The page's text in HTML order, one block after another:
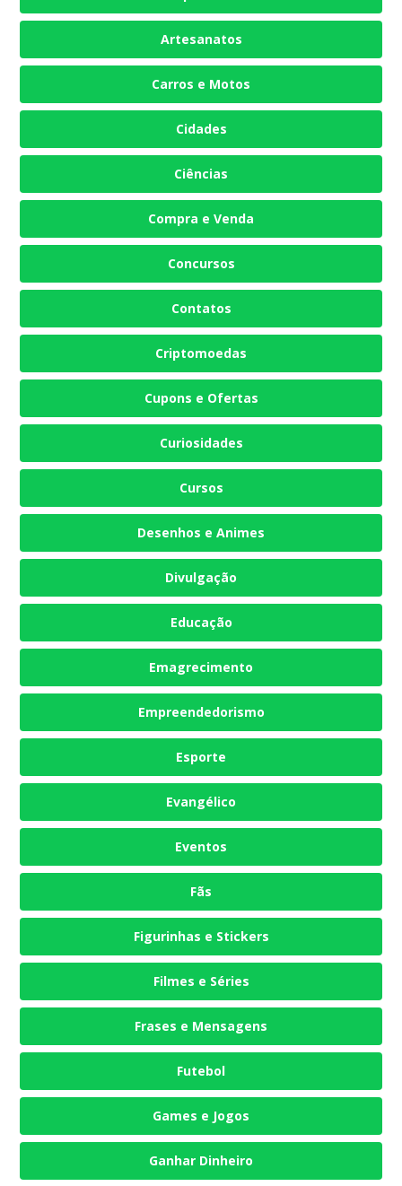
Artesanatos
Carros e Motos
Cidades
Ciências
Compra e Venda
Concursos
Contatos
Criptomoedas
Cupons e Ofertas
Curiosidades
Cursos
Desenhos e Animes
Divulgação
Educação
Emagrecimento
Empreendedorismo
Esporte
Evangélico
Eventos
Fãs
Figurinhas e Stickers
Filmes e Séries
Frases e Mensagens
Futebol
Games e Jogos
Ganhar Dinheiro